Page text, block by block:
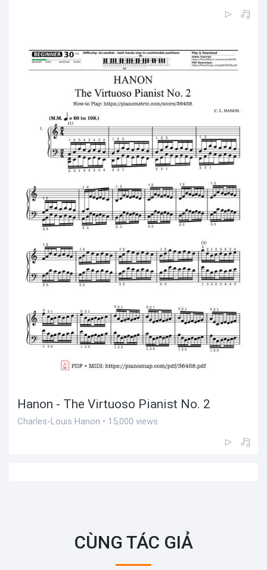
Hanon - The Virtuoso Pianist No. 2
Charles-Louis Hanon • 15,000 views
CÙNG TÁC GIẢ